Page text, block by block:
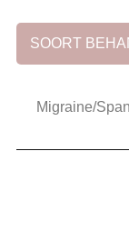
SOORT
Migraine/